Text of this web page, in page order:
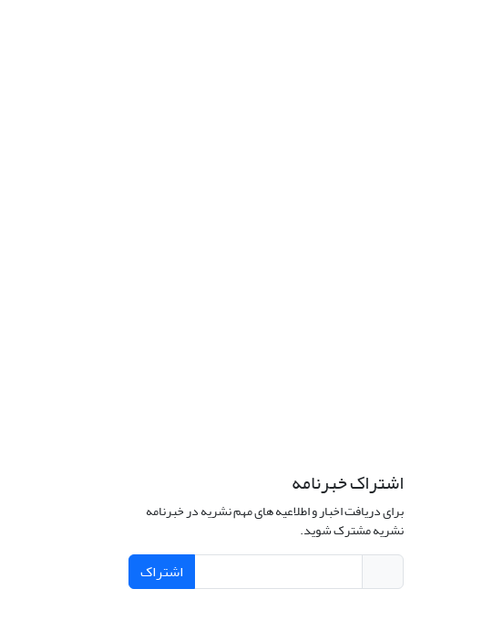
اشتراک خبرنامه
برای دریافت اخبار و اطلاعیه های مهم نشریه در خبرنامه
نشریه مشترک شوید.
اشتراک